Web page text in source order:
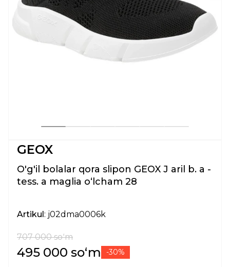
GEOX
O'g'il bolalar qora slipon GEOX J aril b. a -
tess. a maglia oʻlcham 28
Artikul: j02dma0006k
707 000 soʻm
495 000 soʻm -30%